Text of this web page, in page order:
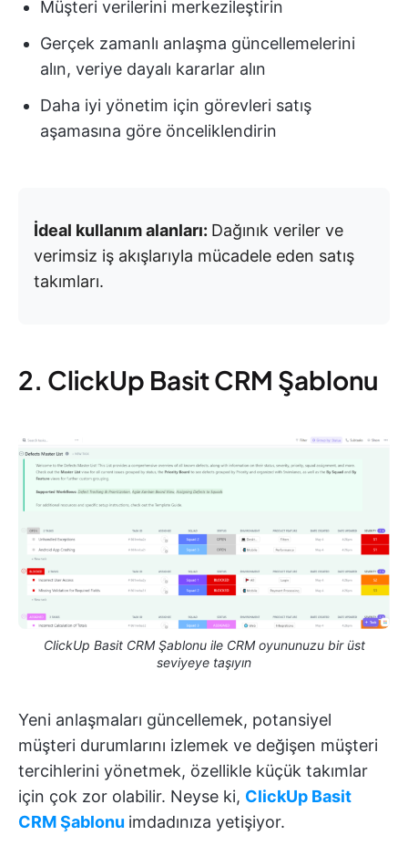
Müşteri verilerini merkezileştirin
Gerçek zamanlı anlaşma güncellemelerini
alın, veriye dayalı kararlar alın
Daha iyi yönetim için görevleri satış
aşamasına göre önceliklendirin
İdeal kullanım alanları: Dağınık veriler ve
verimsiz iş akışlarıyla mücadele eden satış
takımları.
2. ClickUp Basit CRM Şablonu
ClickUp Basit CRM Şablonu ile CRM oyununuzu bir üst
seviyeye taşıyın
Yeni anlaşmaları güncellemek, potansiyel
müşteri durumlarını izlemek ve değişen müşteri
tercihlerini yönetmek, özellikle küçük takımlar
için çok zor olabilir. Neyse ki, ClickUp Basit
CRM Şablonu imdadınıza yetişiyor.